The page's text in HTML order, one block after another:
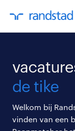
de tike
Welkom bij
vinden van een